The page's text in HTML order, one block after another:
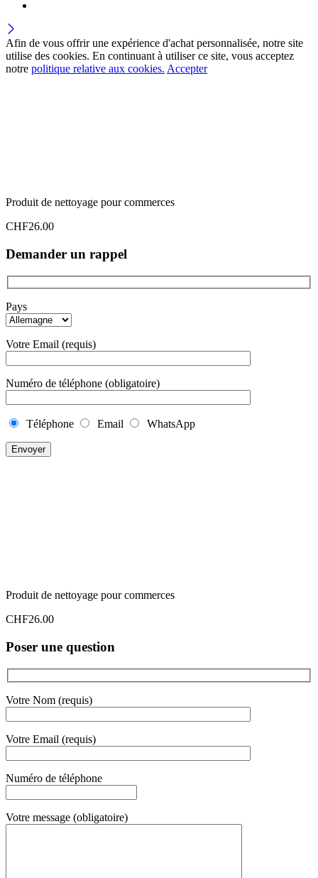
Afin de vous offrir une expérience d'achat personnalisée, notre site
utilise des cookies. En continuant à utiliser ce site, vous acceptez
notre politique relative aux cookies. Accepter
Produit de nettoyage pour commerces
CHF26.00
Demander un rappel
Pays
Votre Email (requis)
Numéro de téléphone (obligatoire)
Téléphone Email WhatsApp
Produit de nettoyage pour commerces
CHF26.00
Poser une question
Votre Nom (requis)
Votre Email (requis)
Numéro de téléphone
Votre message (obligatoire)